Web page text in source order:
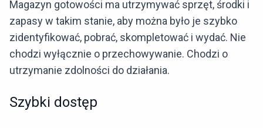
Magazyn gotowości ma utrzymywać sprzęt, środki i
zapasy w takim stanie, aby można było je szybko
zidentyfikować, pobrać, skompletować i wydać. Nie
chodzi wyłącznie o przechowywanie. Chodzi o
utrzymanie zdolności do działania.
Szybki dostęp